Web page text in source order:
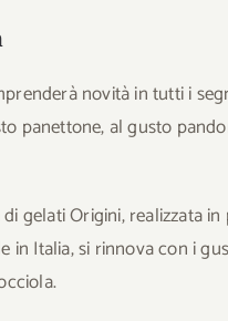
novità in tutti i
panettone, al gusto
di gelati Origini, realizzata
in Italia, si rinnova con i